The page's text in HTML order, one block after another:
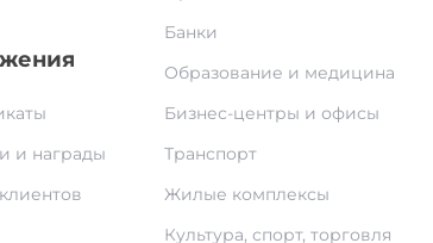
и награды
Банки
Образование и медицина
Бизнес-центры и офисы
Транспорт
Жилые комплексы
Культура, спорт, торговля